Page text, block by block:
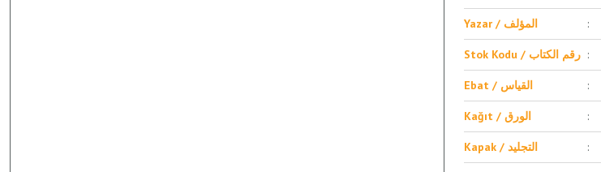
Yazar / المؤلف
Stok Kodu / رقم الكتاب
Ebat / القياس
Kağıt / الورق
Kapak / التجليد